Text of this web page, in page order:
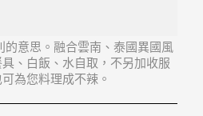
意思。融合雲南、泰國異國風
、白飯、水自取，不另加收服
為您料理成不辣。